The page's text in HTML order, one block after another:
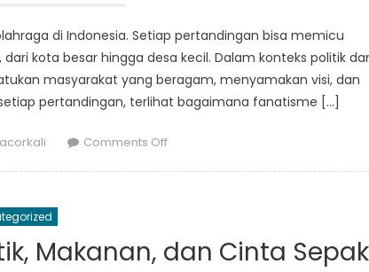
di
Indonesia
di Indonesia. Setiap pertandingan bisa memicu
kota besar hingga desa kecil. Dalam konteks politik
masyarakat yang beragam, menyamakan visi, dan
pertandingan, terlihat bagaimana fanatisme […]
Comments Offon
Olahraga
Menyatukan
Makanan, dan Cinta Sepak